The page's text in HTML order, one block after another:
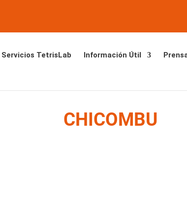
Servicios TetrisLab Información Útil
CHICOMBU